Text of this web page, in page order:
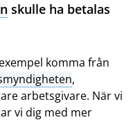
skulle ha betalas
komma från
,
arbetsgivare. När vi
vi dig med mer